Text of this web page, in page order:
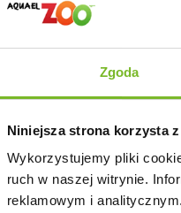
Zgoda
Niniejsza strona korzysta
Wykorzystujemy pliki
ruch w naszej witrynie.
reklamowym i
znacznie zwiększają
założenia i jest to najbardziej
wytrzymałe, dodatkowo
psa.
jest dla miłośników aktywnego
służyły przez bardzo długi czas.
tworzyć komplety pasujące do